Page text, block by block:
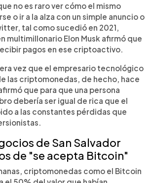
no es raro ver cómo el mismo
o ir a la alza con un simple anuncio o
tal como sucedió en 2021,
multimillonario Elon Musk afirmó que
pagos en ese criptoactivo.
vez que el empresario tecnológico
las criptomonedas, de hecho, hace
que para que una persona
debería ser igual de rica que el
a las constantes pérdidas que
de San Salvador
de "se acepta Bitcoin"
criptomonedas como el Bitcoin